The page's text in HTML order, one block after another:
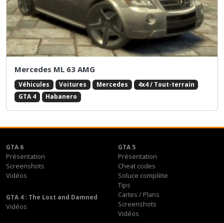
Mercedes ML 63 AMG
Véhicules Voitures Mercedes
4x4 / Tout-terrain
GTA 4
Habanero
GTA 6
Présentation
Screenshots
Vidéos
GTA 5
Présentation
Cheat codes
Soluce complète
Tips
Cartes / Plans
Screenshots
Vidéos
GTA 4 : The Lost and Damned
Vidéos